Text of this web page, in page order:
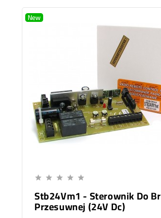
New
    
Stb24Vm1 - Sterownik Do
Przesuwnej (24V Dc)